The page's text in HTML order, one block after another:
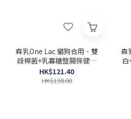
森乳One Lac 貓狗合用．雙
歧桿菌+乳寡糖整腸保健粉
1g × 20包
HK$121.40
HK$138.00
森
白